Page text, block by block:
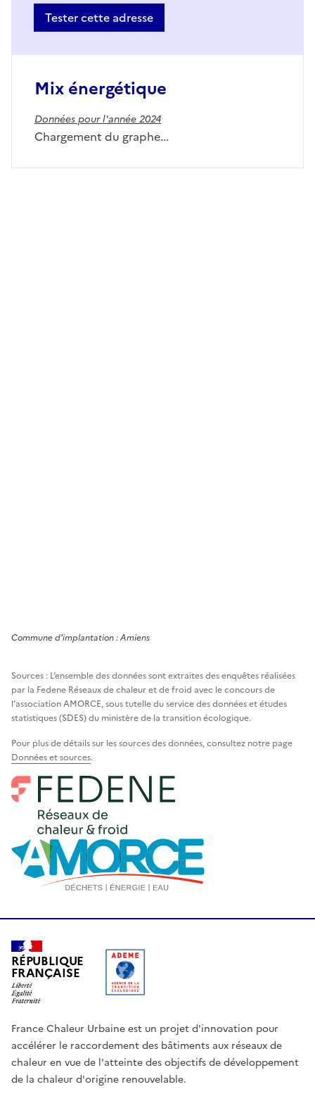
Tester cette adresse
Mix énergétique
Données pour l'année 2024
Chargement du graphe...
Communed'implantation :Amiens
Sources : L’ensemble des données sont extraites des enquêtes réalisées
par la Fedene Réseaux de chaleur et de froid avec le concours de
l’association AMORCE, sous tutelle du service des données et études
statistiques (SDES) du ministère de la transition écologique.
Pour plus de détails sur les sources des données, consultez notre page
Données et sources.
RÉPUBLIQUE
FRANÇAISE
France Chaleur Urbaine est un projet d'innovation pour
accélérer le raccordement des bâtiments aux réseaux de
chaleur en vue de l'atteinte des objectifs de développement
de la chaleur d'origine renouvelable.